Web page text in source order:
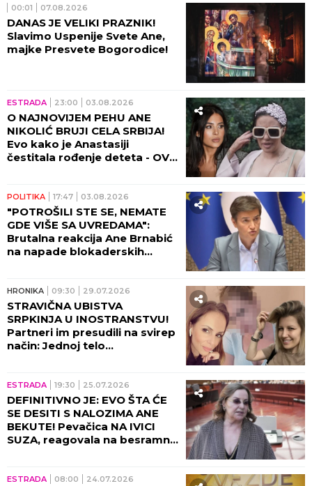
00:01 07.08.2026
DANAS JE VELIKI PRAZNIK!
Slavimo Uspenije Svete Ane,
majke Presvete Bogorodice!
ESTRADA 23:00 03.08.2026
O NAJNOVIJEM PEHU ANE
NIKOLIĆ BRUJI CELA SRBIJA!
Evo kako je Anastasiji
čestitala rođenje deteta - OVO
POLITIKA 17:47 03.08.2026
"POTROŠILI STE SE, NEMATE
GDE VIŠE SA UVREDAMA":
Brutalna reakcija Ane Brnabić
na napade blokaderskih
HRONIKA 09:30 29.07.2026
STRAVIČNA UBISTVA
SRPKINJA U INOSTRANSTVU!
Partneri im presudili na svirep
način: Jednoj telo
ubica spavao dva dana!
ESTRADA 19:30 25.07.2026
DEFINITIVNO JE: EVO ŠTA ĆE
SE DESITI S NALOZIMA ANE
BEKUTE! Pevačica NA IVICI
SUZA, reagovala na besramne
ESTRADA 08:00 24.07.2026